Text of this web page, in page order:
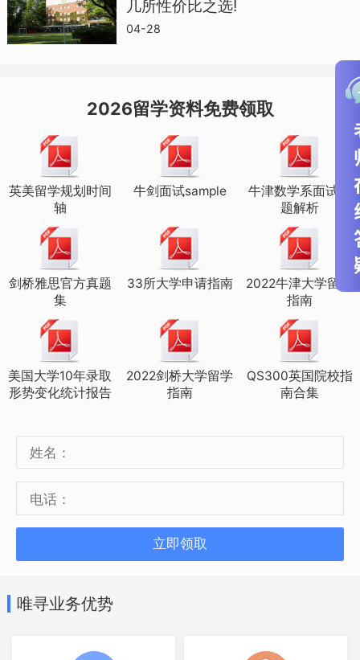
浦东校区美高课程班
美高9年级
学制4年（适龄考生：初三应届生）
美高10年级
学制3年（适龄考生：初三应届生、高一在
读生）
美高11年级
上实联合书院
几所性价比之选!
04-28
2026留学资料免费领取
英美留学规划时间
轴
牛剑面试sample
牛津数学系面试真
题解析
剑桥雅思官方真题
集
33所大学申请指南
2022牛津大学留学
指南
美国大学10年录取
形势变化统计报告
2022剑桥大学留学
指南
QS300英国院校指
南合集
立即领取
唯寻业务优势